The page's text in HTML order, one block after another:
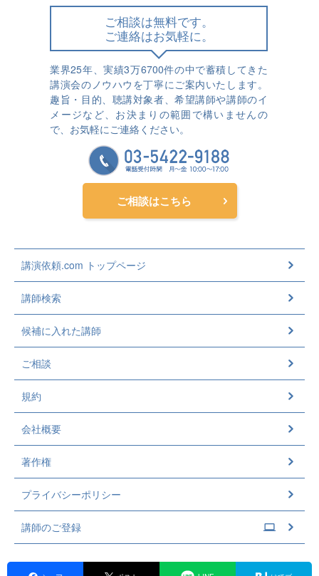
ご相談は無料です。
ご連絡はお気軽に。
業界25年、実績3万6700件の中で蓄積してきた
講演会のノウハウを丁寧にご案内いたします。
趣旨・目的、聴講対象者、希望講師や講師のイ
メージなど、お決まりの範囲で構いませんの
で、お気軽にご連絡ください。
ご相談はこちら
講演依頼.com トップページ
講師検索
候補に入れた講師
ご相談
規約
会社概要
著作権
プライバシーポリシー
講師のご登録